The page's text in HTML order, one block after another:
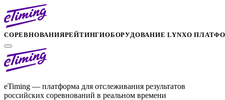
СОРЕВНОВАНИЯРЕЙТИНГИОБОРУДОВАНИЕ LYNXО
eTiming — платформа для отслеживания результатов
российских соревнований в реальном времени